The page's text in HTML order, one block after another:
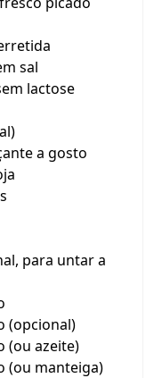
sal
lactose
a gosto
para untar a
(opcional)
(ou azeite)
(ou manteiga)